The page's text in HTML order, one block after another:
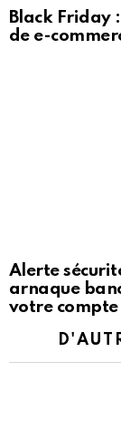
Black Friday
de e-
Alerte
arnaque
votre compte